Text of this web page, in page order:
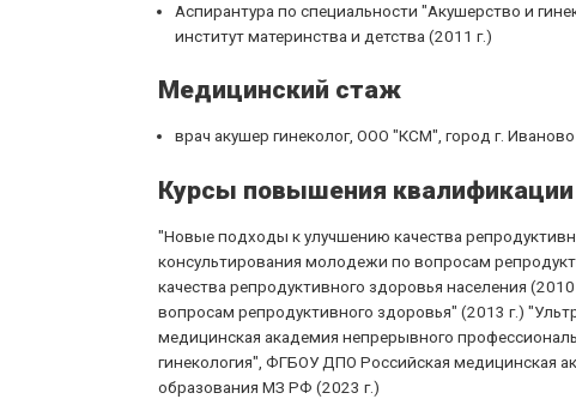
Аспирантура по специальности "Акушерство и
институт материнства и детства (2011 г.)
Медицинский стаж
врач акушер гинеколог, ООО "КСМ", город г. Иваново
Курсы повышения квалификации
"Новые подходы к улучшению качества
консультирования молодежи по вопросам
качества репродуктивного здоровья населения
вопросам репродуктивного здоровья" (2013 г.)
медицинская академия непрерывного
гинекология", ФГБОУ ДПО Российская медицинская
образования МЗ РФ (2023 г.)